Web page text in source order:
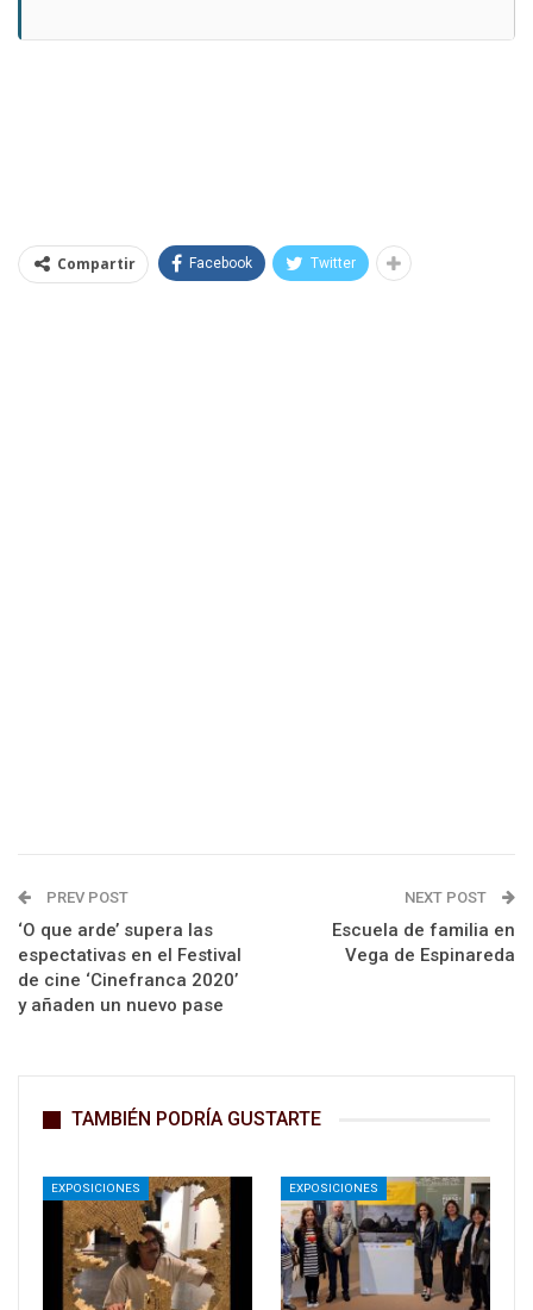
Compartir Facebook Twitter
PREV POST
‘O que arde’ supera las
espectativas en el Festival
de cine ‘Cinefranca 2020’
y añaden un nuevo pase
NEXT POST
Escuela de familia en
Vega de Espinareda
TAMBIÉN PODRÍA GUSTARTE
EXPOSICIONES EXPOSICIONES